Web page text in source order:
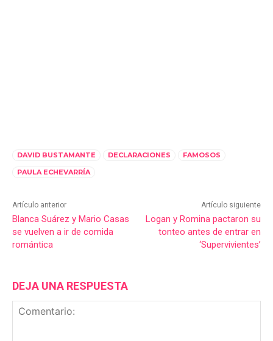
DAVID BUSTAMANTE DECLARACIONES
FAMOSOS
PAULA ECHEVARRÍA
Artículo anterior
Blanca Suárez y Mario Casas
se vuelven a ir de comida
romántica
Artículo siguiente
Logan y Romina pactaron su
tonteo antes de entrar en
‘Supervivientes’
DEJA UNA RESPUESTA